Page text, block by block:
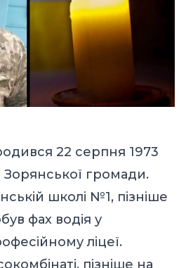
22 серпня 1973
Зорянської громади.
школі №1, пізніше
фах водія у
ліцеї.
пізніше на